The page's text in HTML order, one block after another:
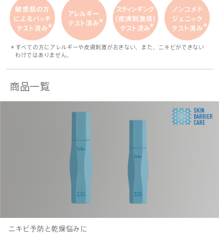
＊すべての方にアレルギーや皮膚刺激がおきない、また、ニキビができない
わけではありません。
商品一覧
ニキビ予防と乾燥悩みに